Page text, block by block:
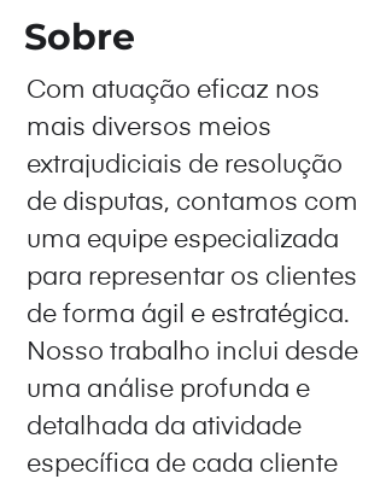
Sobre
Com atuação eficaz nos
mais diversos meios
extrajudiciais de resolução
de disputas, contamos com
uma equipe especializada
para representar os clientes
de forma ágil e estratégica.
Nosso trabalho inclui desde
uma análise profunda e
detalhada da atividade
específica de cada cliente